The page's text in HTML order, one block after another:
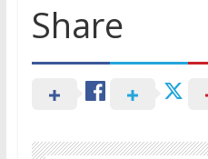
Share